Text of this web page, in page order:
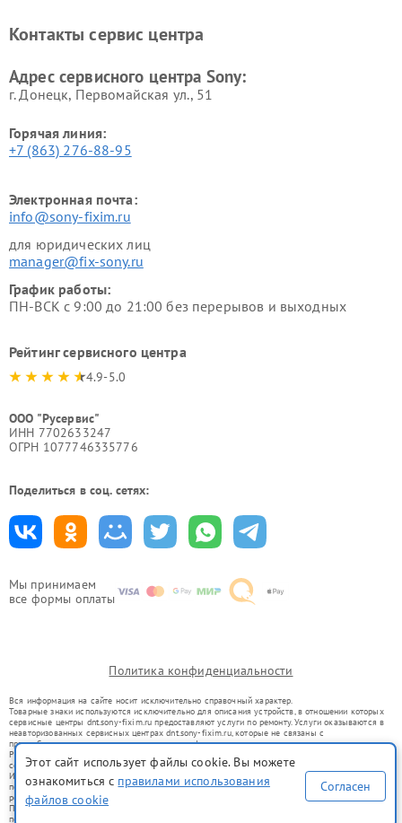
Мы принимаем
все формы оплаты
Контакты сервис центра
Адрес сервисного центра Sony:
г. Донецк, Первомайская ул., 51
Горячая линия:
+7 (863) 276-88-95
Электронная почта:
info@sony-fixim.ru
для юридических лиц
manager@fix-sony.ru
График работы:
ПН-ВСК с 9:00 до 21:00 без перерывов и выходных
Рейтинг сервисного центра
4.9-5.0
ООО "Русервис"
ИНН 7702633247
ОГРН 1077746335776
Поделиться в соц. сетях:
Политика конфиденциальности
Вся информация на сайте носит исключительно справочный характер.
Товарные знаки используются исключительно для описания устройств, в отношении которых
сервисные центры dnt.sony-fixim.ru предоставляют услуги по ремонту. Услуги оказываются в
неавторизованных сервисных центрах dnt.sony-fixim.ru, которые не связаны с
правообладателями товарных знаков или их официальными представителями.
Ремонт осуществляется для устройств, уже введенных в гражданский оборот в соответствии
со статьей 1487 ГК РФ.
Использование товарных знаков не преследует цели индивидуализации услуг или введения
потребителей в заблуждение, а служит для информирования о предоставляемых услугах по
ремонту техники указанных брендов.
Представленная на сайте информация не является публичной офертой, определяемой
положениями Статьи 437(2) Гражданского кодекса РФ
Этот сайт использует файлы cookie. Вы можете
ознакомиться с правилами использования
файлов cookie
Согласен